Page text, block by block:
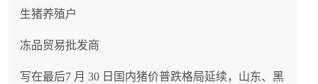
生猪养殖户
冻品贸易批发商
写在最后7 月 30 日国内猪价普跌格局延续，山东、黑